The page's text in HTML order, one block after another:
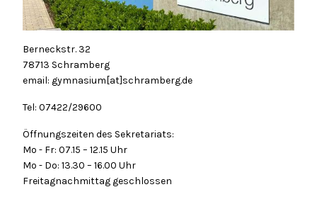
Berneckstr. 32
78713 Schramberg
email: gymnasium[at]schramberg.de
Tel: 07422/29600
Öffnungszeiten des Sekretariats:
Mo - Fr: 07.15 – 12.15 Uhr
Mo - Do: 13.30 – 16.00 Uhr
Freitagnachmittag geschlossen